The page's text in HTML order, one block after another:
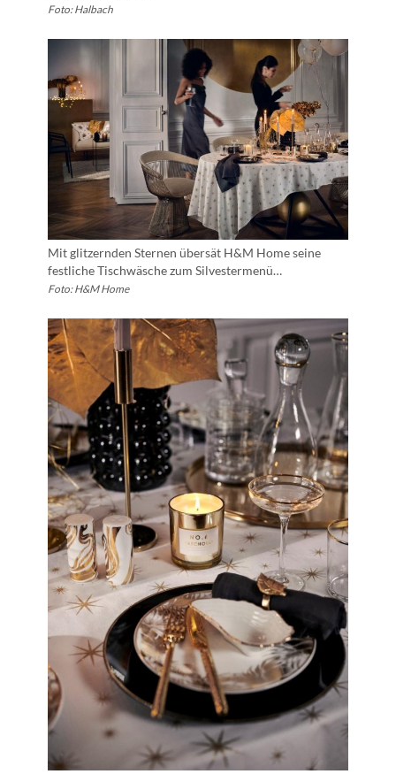
Foto: Halbach
Mit glitzernden Sternen übersät H&M Home seine
festliche Tischwäsche zum Silvestermenü…
Foto: H&M Home